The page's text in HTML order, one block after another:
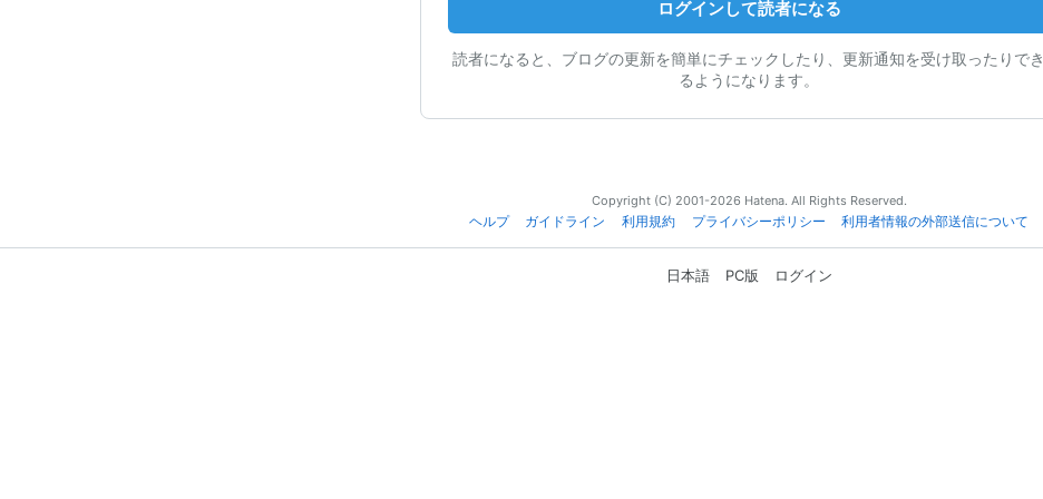
ログインして読者になる
読者になると、ブログの更新を簡単にチェックしたり、更新通知を受け取ったりでき
るようになります。
Copyright (C) 2001-2026 Hatena. All Rights Reserved.
ヘルプ
ガイドライン 利用規約 プライバシーポリシー 利用者情報の外部送信について
日本語 PC版 ログイン